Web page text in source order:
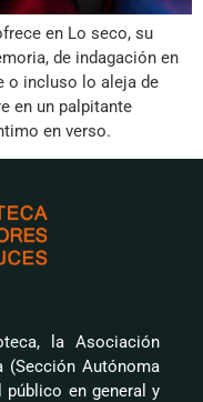
en Lo seco, su
de indagación en
o incluso lo aleja de
en un palpitante
en verso.
la Asociación
(Sección Autónoma
público en general y